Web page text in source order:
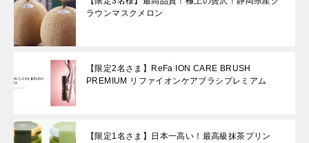
ラウンマスクメロン
【限定2名さま】ReFa ION CARE BRUSH
PREMIUM リファイオンケアブラシプレミアム
【限定1名さま】日本一高い！最高級抹茶プリン